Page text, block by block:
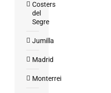
Costers
del
Segre
Jumilla
Madrid
Monterrei